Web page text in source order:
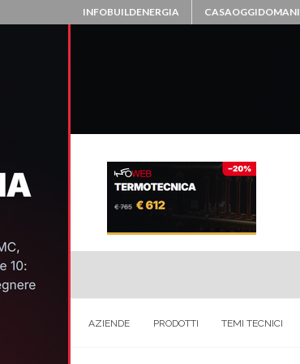
INFOBUILDENERGIA CASAOGGIDOMANI
AZIENDE PRODOTTI TEMI TECNICI